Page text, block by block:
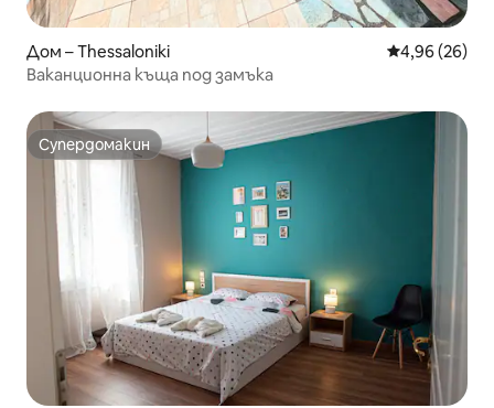
Дом – Thessaloniki Средна
4,96 (26)
Ваканционна къща под замъка
Супердомакин
Супердомакин